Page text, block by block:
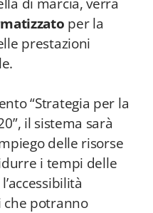
per la
prestazioni
“Strategia per la
il sistema sarà
delle risorse
i tempi delle
che potranno